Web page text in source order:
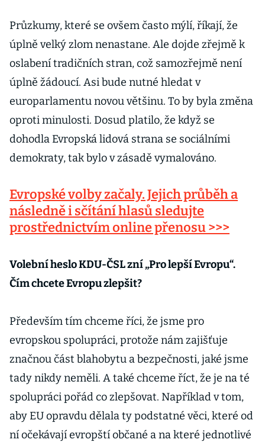
Průzkumy, které se ovšem často mýlí, říkají, že
úplně velký zlom nenastane. Ale dojde zřejmě k
oslabení tradičních stran, což samozřejmě není
úplně žádoucí. Asi bude nutné hledat v
europarlamentu novou většinu. To by byla změna
oproti minulosti. Dosud platilo, že když se
dohodla Evropská lidová strana se sociálními
demokraty, tak bylo v zásadě vymalováno.
Evropské volby začaly. Jejich průběh a
následně i sčítání hlasů sledujte
prostřednictvím online přenosu >>>
Volební heslo KDU-ČSL zní „Pro lepší Evropu“.
Čím chcete Evropu zlepšit?
Především tím chceme říci, že jsme pro
evropskou spolupráci, protože nám zajišťuje
značnou část blahobytu a bezpečnosti, jaké jsme
tady nikdy neměli. A také chceme říct, že je na té
spolupráci pořád co zlepšovat. Například v tom,
aby EU opravdu dělala ty podstatné věci, které od
ní očekávají evropští občané a na které jednotlivé